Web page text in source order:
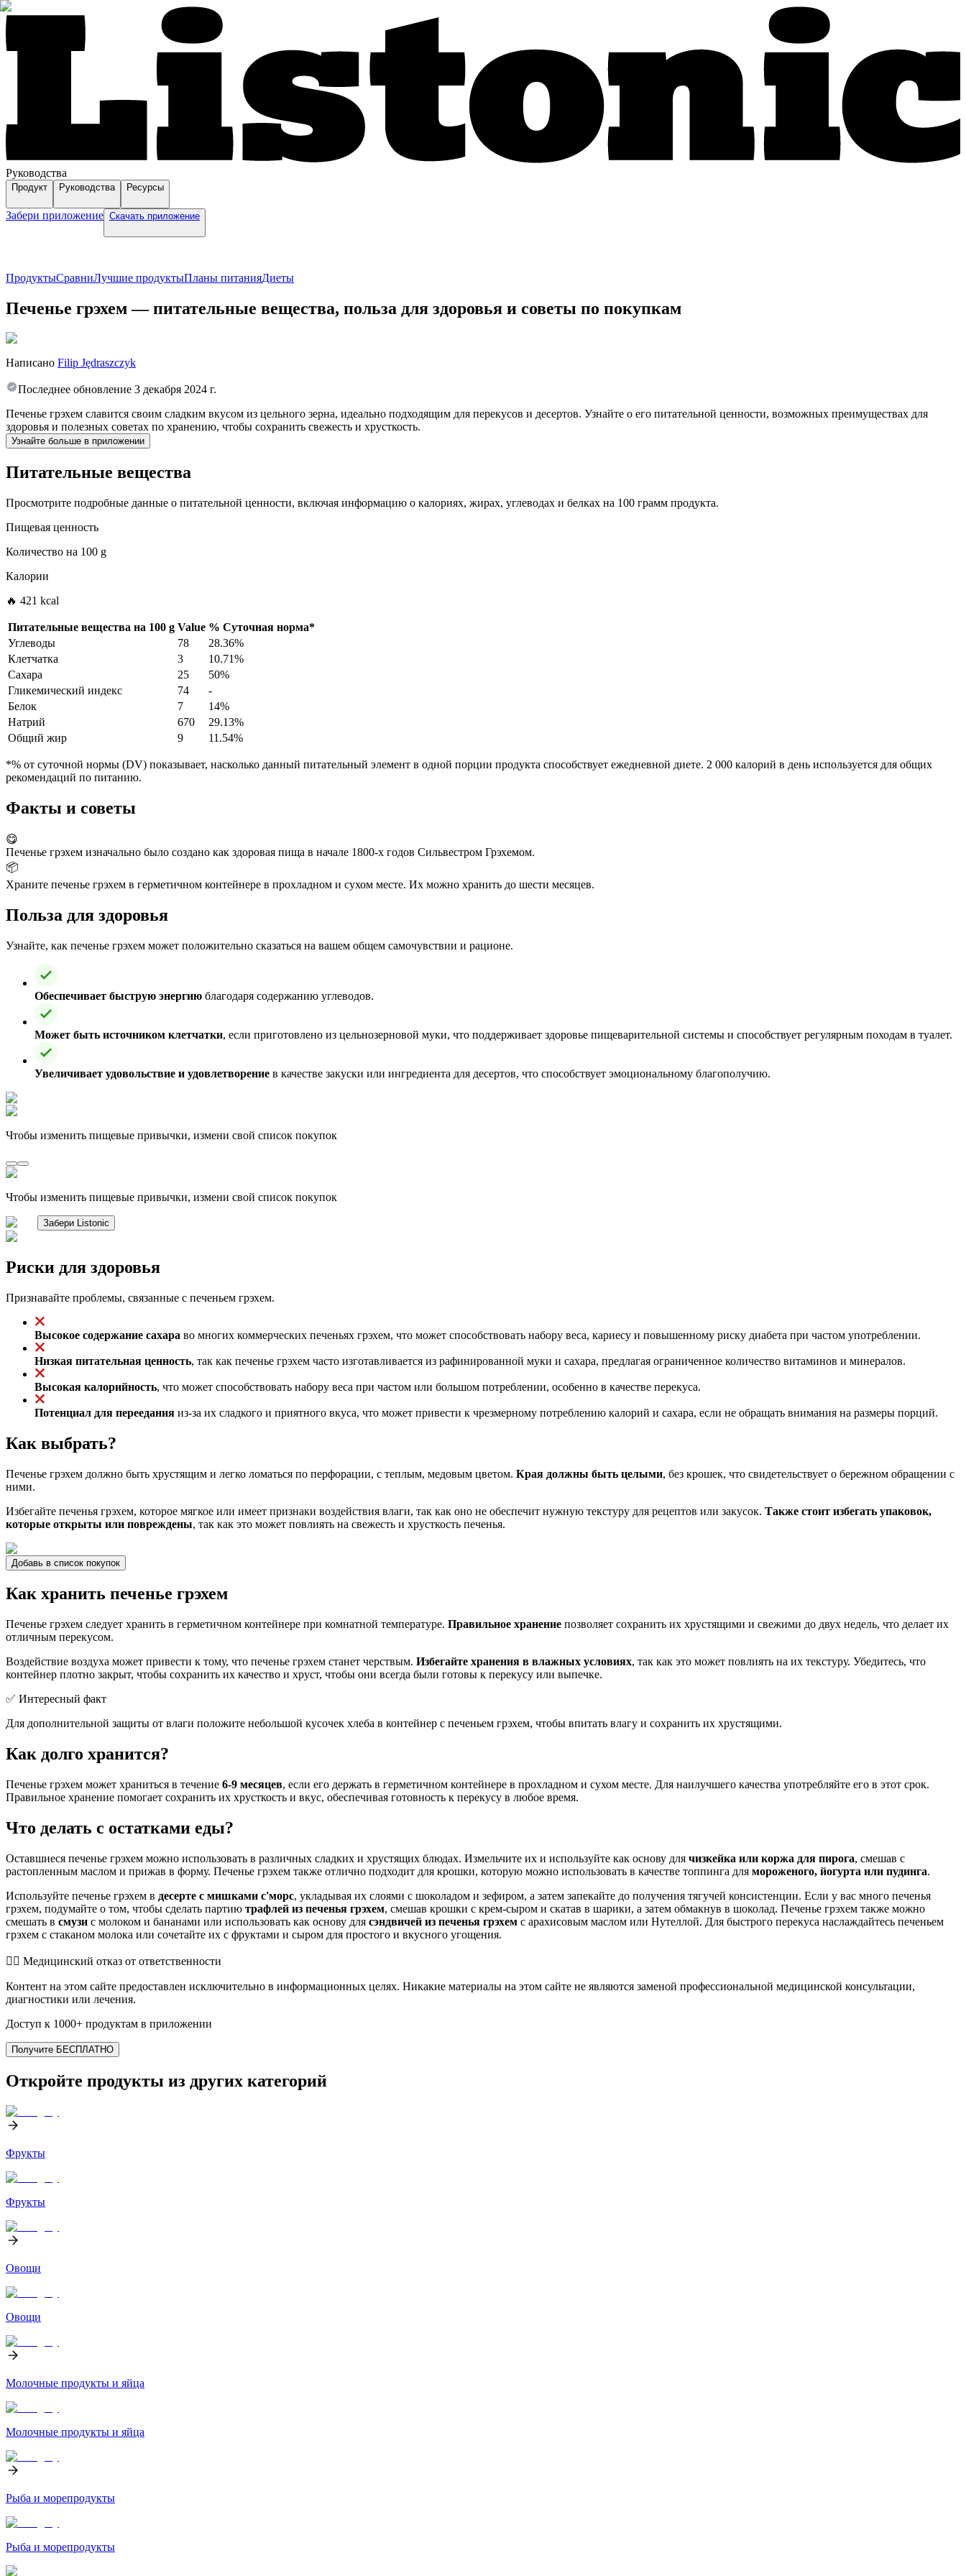
Руководства
Продукт Руководства Ресурсы
Забери приложение Скачать приложение
ПродуктыСравниЛучшие продуктыПланы питанияДиеты
Печенье грэхем — питательные вещества, польза для здоровья и советы по покупкам
Написано Filip Jędraszczyk
Последнее обновление 3 декабря 2024 г.
Печенье грэхем славится своим сладким вкусом из цельного зерна, идеально подходящим для перекусов и десертов. Узнайте о его питательной ценности, возможных преимуществах для
здоровья и полезных советах по хранению, чтобы сохранить свежесть и хрусткость.
Узнайте больше в приложении
Питательные вещества
Просмотрите подробные данные о питательной ценности, включая информацию о калориях, жирах, углеводах и белках на 100 грамм продукта.
Пищевая ценность
Количество на 100 g
Калории
🔥 421 kcal
Питательные вещества на 100 g Value % Суточная норма*
Углеводы
78
28.36%
Клетчатка
3
10.71%
Сахара
25
50%
Гликемический индекс
74
-
Белок
7
14%
Натрий
670
29.13%
Общий жир
9 11.54%
*% от суточной нормы (DV) показывает, насколько данный питательный элемент в одной порции продукта способствует ежедневной диете. 2 000 калорий в день используется для общих
рекомендаций по питанию.
Факты и советы
😋
Печенье грэхем изначально было создано как здоровая пища в начале 1800-х годов Сильвестром Грэхемом.
📦
Храните печенье грэхем в герметичном контейнере в прохладном и сухом месте. Их можно хранить до шести месяцев.
Польза для здоровья
Узнайте, как печенье грэхем может положительно сказаться на вашем общем самочувствии и рационе.
Обеспечивает быструю энергию благодаря содержанию углеводов.
Может быть источником клетчатки, если приготовлено из цельнозерновой муки, что поддерживает здоровье пищеварительной системы и способствует регулярным походам в туалет.
Увеличивает удовольствие и удовлетворение в качестве закуски или ингредиента для десертов, что способствует эмоциональному благополучию.
Чтобы изменить пищевые привычки, измени свой список покупок
Чтобы изменить пищевые привычки, измени свой список покупок
Забери Listonic
Риски для здоровья
Признавайте проблемы, связанные с печеньем грэхем.
Высокое содержание сахара во многих коммерческих печеньях грэхем, что может способствовать набору веса, кариесу и повышенному риску диабета при частом употреблении.
Низкая питательная ценность, так как печенье грэхем часто изготавливается из рафинированной муки и сахара, предлагая ограниченное количество витаминов и минералов.
Высокая калорийность, что может способствовать набору веса при частом или большом потреблении, особенно в качестве перекуса.
Потенциал для переедания из-за их сладкого и приятного вкуса, что может привести к чрезмерному потреблению калорий и сахара, если не обращать внимания на размеры порций.
Как выбрать?
Печенье грэхем должно быть хрустящим и легко ломаться по перфорации, с теплым, медовым цветом. Края должны быть целыми, без крошек, что свидетельствует о бережном обращении с
ними.
Избегайте печенья грэхем, которое мягкое или имеет признаки воздействия влаги, так как оно не обеспечит нужную текстуру для рецептов или закусок. Также стоит избегать упаковок,
которые открыты или повреждены, так как это может повлиять на свежесть и хрусткость печенья.
Добавь в список покупок
Как хранить печенье грэхем
Печенье грэхем следует хранить в герметичном контейнере при комнатной температуре. Правильное хранение позволяет сохранить их хрустящими и свежими до двух недель, что делает их
отличным перекусом.
Воздействие воздуха может привести к тому, что печенье грэхем станет черствым. Избегайте хранения в влажных условиях, так как это может повлиять на их текстуру. Убедитесь, что
контейнер плотно закрыт, чтобы сохранить их качество и хруст, чтобы они всегда были готовы к перекусу или выпечке.
✅ Интересный факт
Для дополнительной защиты от влаги положите небольшой кусочек хлеба в контейнер с печеньем грэхем, чтобы впитать влагу и сохранить их хрустящими.
Как долго хранится?
Печенье грэхем может храниться в течение 6-9 месяцев, если его держать в герметичном контейнере в прохладном и сухом месте. Для наилучшего качества употребляйте его в этот срок.
Правильное хранение помогает сохранить их хрусткость и вкус, обеспечивая готовность к перекусу в любое время.
Что делать с остатками еды?
Оставшиеся печенье грэхем можно использовать в различных сладких и хрустящих блюдах. Измельчите их и используйте как основу для чизкейка или коржа для пирога, смешав с
растопленным маслом и прижав в форму. Печенье грэхем также отлично подходит для крошки, которую можно использовать в качестве топпинга для мороженого, йогурта или пудинга.
Используйте печенье грэхем в десерте с мишками с'морс, укладывая их слоями с шоколадом и зефиром, а затем запекайте до получения тягучей консистенции. Если у вас много печенья
грэхем, подумайте о том, чтобы сделать партию трафлей из печенья грэхем, смешав крошки с крем-сыром и скатав в шарики, а затем обмакнув в шоколад. Печенье грэхем также можно
смешать в смузи с молоком и бананами или использовать как основу для сэндвичей из печенья грэхем с арахисовым маслом или Нутеллой. Для быстрого перекуса наслаждайтесь печеньем
грэхем с стаканом молока или сочетайте их с фруктами и сыром для простого и вкусного угощения.
👨‍⚕️️ Медицинский отказ от ответственности
Контент на этом сайте предоставлен исключительно в информационных целях. Никакие материалы на этом сайте не являются заменой профессиональной медицинской консультации,
диагностики или лечения.
Доступ к 1000+ продуктам в приложении
Получите БЕСПЛАТНО
Откройте продукты из других категорий
Фрукты
Фрукты
Овощи
Овощи
Молочные продукты и яйца
Молочные продукты и яйца
Рыба и морепродукты
Рыба и морепродукты